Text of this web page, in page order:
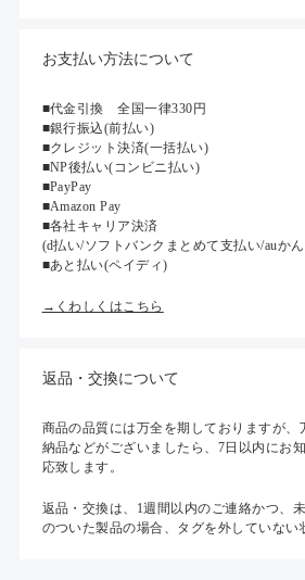
お支払い方法について
■代金引換 全国一律330円
■銀行振込(前払い)
■クレジット決済(一括払い)
■NP後払い(コンビニ払い)
■PayPay
■Amazon Pay
■各社キャリア決済
(d払い/ソフトバンクまとめて支払い/auか
■あと払い(ペイディ)
→くわしくはこちら
返品・交換について
商品の品質には万全を期しておりますが、
納品などがございましたら、7日以内にお
応致します。
返品・交換は、1週間以内のご連絡かつ、
のついた製品の場合、タグを外していない